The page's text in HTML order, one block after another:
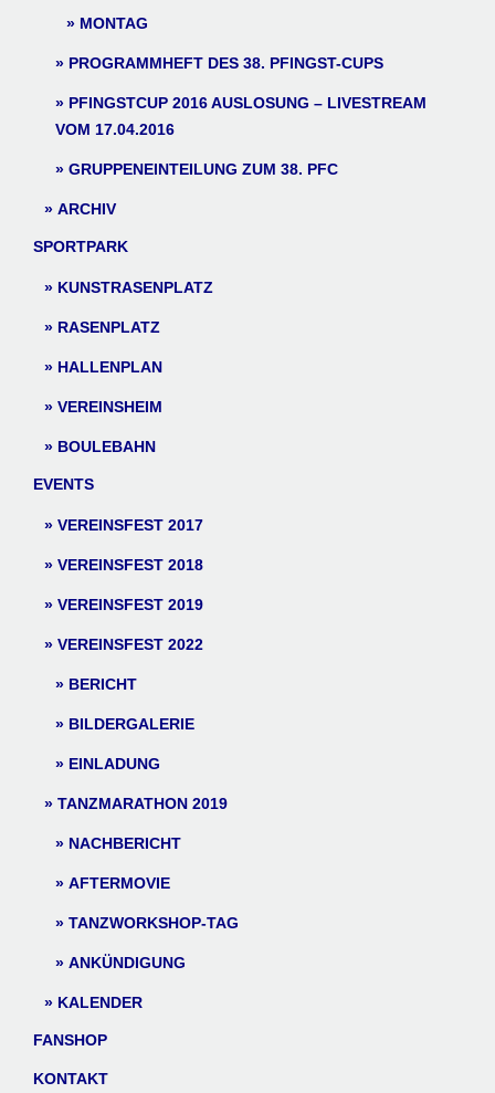
MONTAG
PROGRAMMHEFT DES 38. PFINGST-CUPS
PFINGSTCUP 2016 AUSLOSUNG – LIVESTREAM
VOM 17.04.2016
GRUPPENEINTEILUNG ZUM 38. PFC
ARCHIV
SPORTPARK
KUNSTRASENPLATZ
RASENPLATZ
HALLENPLAN
VEREINSHEIM
BOULEBAHN
EVENTS
VEREINSFEST 2017
VEREINSFEST 2018
VEREINSFEST 2019
VEREINSFEST 2022
BERICHT
BILDERGALERIE
EINLADUNG
TANZMARATHON 2019
NACHBERICHT
AFTERMOVIE
TANZWORKSHOP-TAG
ANKÜNDIGUNG
KALENDER
FANSHOP
KONTAKT